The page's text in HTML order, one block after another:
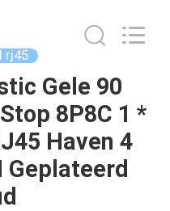
rj45
Gele 90
8P8C 1 *
Haven 4
Geplateerd